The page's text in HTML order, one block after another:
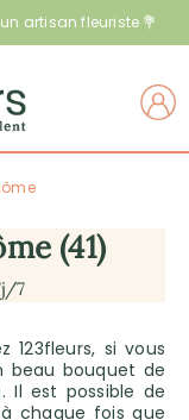
artisan fleuriste 💐
(41)
7
si vous
beau bouquet de
Il est possible de
chaque fois que